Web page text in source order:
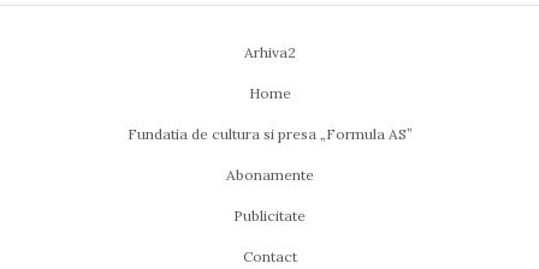
Arhiva2
Home
Fundatia de cultura si presa „Formula AS”
Abonamente
Publicitate
Contact